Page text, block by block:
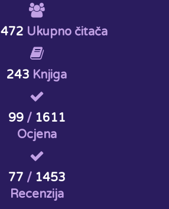
472 Ukupno čitača
243 Knjiga
99/ 1611
Ocjena
77 / 1453
Recenzija